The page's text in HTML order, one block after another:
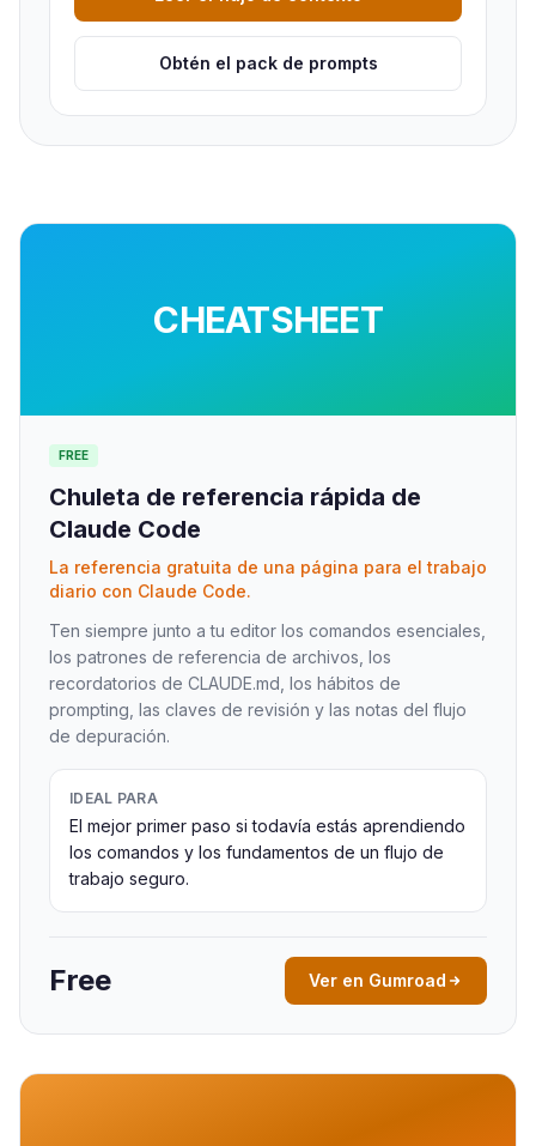
Obtén el pack de prompts
CHEATSHEET
FREE
Chuleta de referencia rápida de
Claude Code
La referencia gratuita de una página para el trabajo
diario con Claude Code.
Ten siempre junto a tu editor los comandos esenciales,
los patrones de referencia de archivos, los
recordatorios de CLAUDE.md, los hábitos de
prompting, las claves de revisión y las notas del flujo
de depuración.
IDEAL PARA
El mejor primer paso si todavía estás aprendiendo
los comandos y los fundamentos de un flujo de
trabajo seguro.
Free Ver en Gumroad